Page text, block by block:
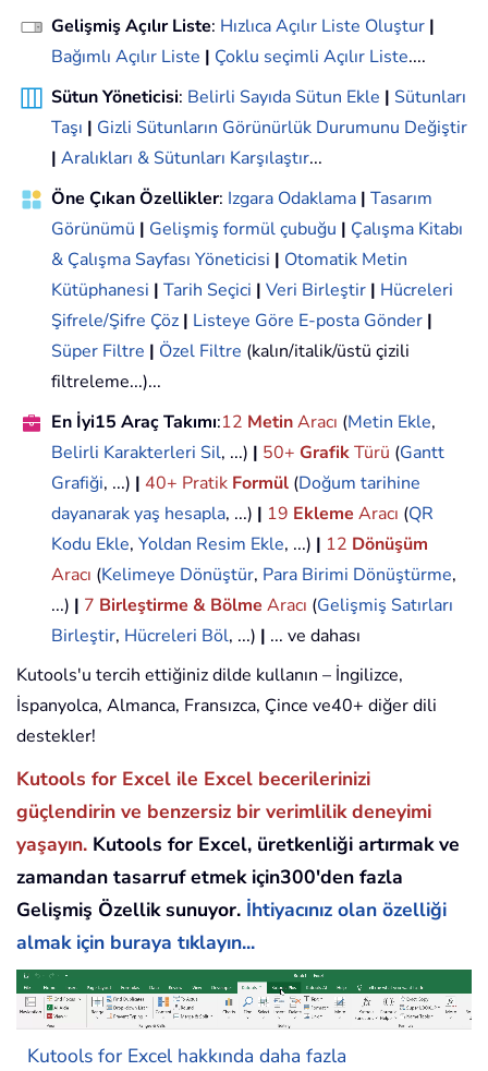
Gelişmiş Açılır Liste: Hızlıca Açılır Liste Oluştur |
Bağımlı Açılır Liste | Çoklu seçimli Açılır Liste....
Sütun Yöneticisi: Belirli Sayıda Sütun Ekle | Sütunları
Taşı | Gizli Sütunların Görünürlük Durumunu Değiştir
| Aralıkları & Sütunları Karşılaştır...
Öne Çıkan Özellikler: Izgara Odaklama | Tasarım
Görünümü | Gelişmiş formül çubuğu | Çalışma Kitabı
& Çalışma Sayfası Yöneticisi | Otomatik Metin
Kütüphanesi | Tarih Seçici | Veri Birleştir | Hücreleri
Şifrele/Şifre Çöz | Listeye Göre E-posta Gönder |
Süper Filtre | Özel Filtre (kalın/italik/üstü çizili
filtreleme...)...
En İyi15 Araç Takımı:12 MetinAracı (Metin Ekle,
Belirli Karakterleri Sil, ...) | 50+ GrafikTürü (Gantt
Grafiği, ...) | 40+ Pratik Formül (Doğum tarihine
dayanarak yaş hesapla, ...) | 19 Ekleme Aracı (QR
Kodu Ekle, Yoldan Resim Ekle, ...) | 12 Dönüşüm
Aracı (Kelimeye Dönüştür, Para Birimi Dönüştürme,
...) | 7 Birleştirme & Bölme Aracı (Gelişmiş Satırları
Birleştir, Hücreleri Böl, ...) | ... ve dahası
Kutools'u tercih ettiğiniz dilde kullanın – İngilizce,
İspanyolca, Almanca, Fransızca, Çince ve40+ diğer dili
destekler!
Kutools for Excel ile Excel becerilerinizi
güçlendirin ve benzersiz bir verimlilik deneyimi
yaşayın. Kutools for Excel, üretkenliği artırmak ve
zamandan tasarruf etmek için300'den fazla
Gelişmiş Özellik sunuyor. İhtiyacınız olan özelliği
almak için buraya tıklayın...
Kutools for Excel hakkında daha fazla